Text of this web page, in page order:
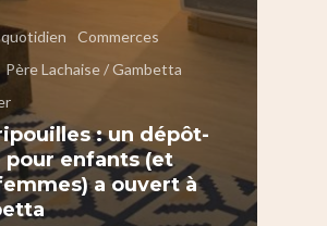
Commerces
Père Lachaise / Gambetta
: un dépôt-
pour enfants (et
a ouvert à